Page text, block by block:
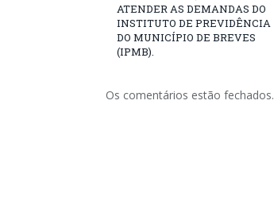
ATENDER AS DEMANDAS DO
INSTITUTO DE PREVIDÊNCIA
DO MUNICÍPIO DE BREVES
(IPMB).
Os comentários estão fechados.